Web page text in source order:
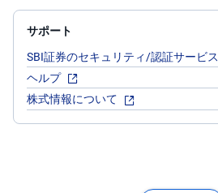
サポート
SBI証券のセキュリティ/認証サービス
ヘルプ
株式情報について